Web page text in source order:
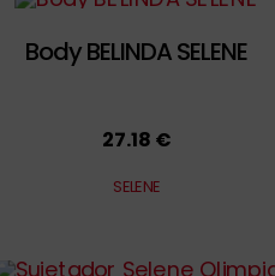
Body BELINDA SELENE
27.18 €
SELENE